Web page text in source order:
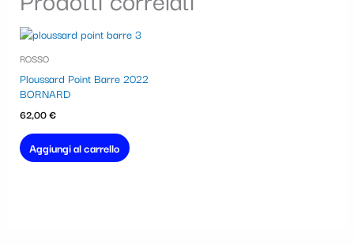
ROSSO
Ploussard Point Barre 2022
BORNARD
62,00€
Aggiungi al carrello